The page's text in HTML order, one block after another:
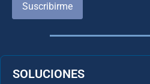
Suscribirme
SOLUCIONES